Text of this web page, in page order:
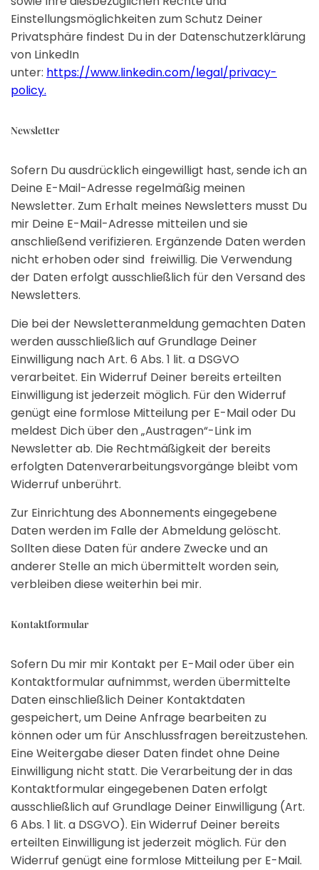
Einstellungsmöglichkeiten zum Schutz Deiner
Privatsphäre findest Du in der Datenschutzerklärung
von LinkedIn
unter: https://www.linkedin.com/legal/privacy-
policy.
Newsletter
Sofern Du ausdrücklich eingewilligt hast, sende ich an
Deine E-Mail-Adresse regelmäßig meinen
Newsletter. Zum Erhalt meines Newsletters musst Du
mir Deine E-Mail-Adresse mitteilen und sie
anschließend verifizieren. Ergänzende Daten werden
nicht erhoben oder sind freiwillig. Die Verwendung
der Daten erfolgt ausschließlich für den Versand des
Newsletters.
Die bei der Newsletteranmeldung gemachten Daten
werden ausschließlich auf Grundlage Deiner
Einwilligung nach Art. 6 Abs. 1 lit. a DSGVO
verarbeitet. Ein Widerruf Deiner bereits erteilten
Einwilligung ist jederzeit möglich. Für den Widerruf
genügt eine formlose Mitteilung per E-Mail oder Du
meldest Dich über den „Austragen“-Link im
Newsletter ab. Die Rechtmäßigkeit der bereits
erfolgten Datenverarbeitungsvorgänge bleibt vom
Widerruf unberührt.
Zur Einrichtung des Abonnements eingegebene
Daten werden im Falle der Abmeldung gelöscht.
Sollten diese Daten für andere Zwecke und an
anderer Stelle an mich übermittelt worden sein,
verbleiben diese weiterhin bei mir.
Kontaktformular
Sofern Du mir mir Kontakt per E-Mail oder über ein
Kontaktformular aufnimmst, werden übermittelte
Daten einschließlich Deiner Kontaktdaten
gespeichert, um Deine Anfrage bearbeiten zu
können oder um für Anschlussfragen bereitzustehen.
Eine Weitergabe dieser Daten findet ohne Deine
Einwilligung nicht statt. Die Verarbeitung der in das
Kontaktformular eingegebenen Daten erfolgt
ausschließlich auf Grundlage Deiner Einwilligung (Art.
6 Abs. 1 lit. a DSGVO). Ein Widerruf Deiner bereits
erteilten Einwilligung ist jederzeit möglich. Für den
Widerruf genügt eine formlose Mitteilung per E-Mail.